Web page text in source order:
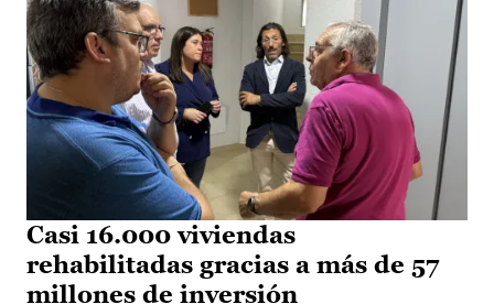
Casi 16.000 viviendas
rehabilitadas gracias a más de 57
millones de inversión